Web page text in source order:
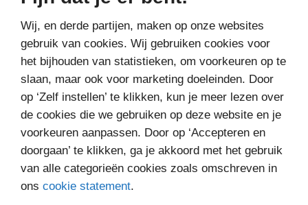
Wij, en derde partijen, maken op onze websites
gebruik van cookies. Wij gebruiken cookies voor
het bijhouden van statistieken, om voorkeuren op te
slaan, maar ook voor marketing doeleinden. Door
op ‘Zelf instellen’ te klikken, kun je meer lezen over
de cookies die we gebruiken op deze website en je
voorkeuren aanpassen. Door op ‘Accepteren en
doorgaan’ te klikken, ga je akkoord met het gebruik
van alle categorieën cookies zoals omschreven in
ons cookie statement.
1 augustus
MACHTELD VAN ZALINGEN VOOR
3,99